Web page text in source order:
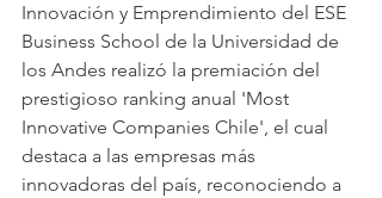
Innovación y Emprendimiento del ESE
Business School de la Universidad de
los Andes realizó la premiación del
prestigioso ranking anual 'Most
Innovative Companies Chile', el cual
destaca a las empresas más
innovadoras del país, reconociendo a